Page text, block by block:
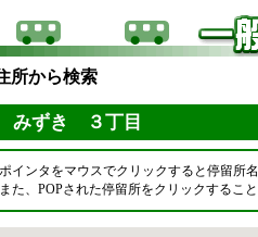
所から検索
みずき ３丁目
ポインタをマウスでクリックすると停留所
また、POPされた停留所をクリックするこ